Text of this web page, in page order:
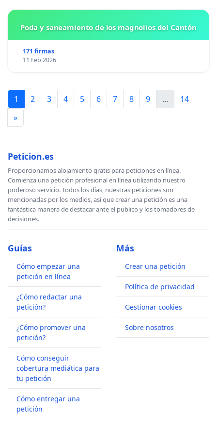
Poda y saneamiento de los magnolios del Cantón
171 firmas
11 Feb 2026
1 2 3 4 5 6 7 8 9 ...
14
»
Peticion.es
Proporcionamos alojamiento gratis para peticiones en línea.
Comienza una petición profesional en línea utilizando nuestro
poderoso servicio. Todos los días, nuestras peticiones son
mencionadas por los medios, así que crear una petición es una
fantástica manera de destacar ante el publico y los tomadores de
decisiones.
Guías
Cómo empezar una
petición en línea
¿Cómo redactar una
petición?
¿Cómo promover una
petición?
Cómo conseguir
cobertura mediática para
tu petición
Cómo entregar una
petición
Más
Crear una petición
Política de privacidad
Gestionar cookies
Sobre nosotros